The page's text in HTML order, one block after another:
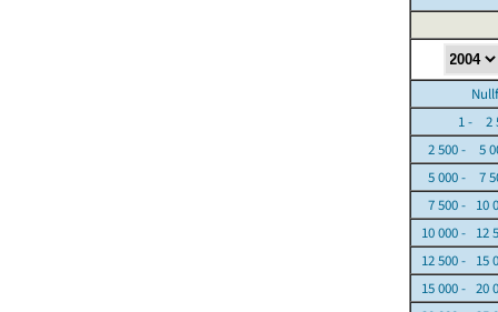
1 - 2
2 500 - 5
5 000 - 7
7 500 - 10
10 000 - 12
12 500 - 15
15 000 - 20